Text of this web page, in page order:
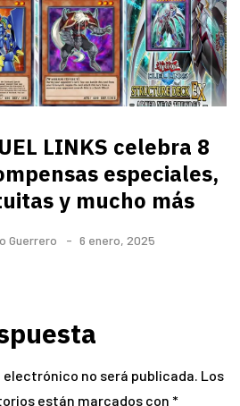
LINKS celebra 8
especiales,
y mucho más
Guerrero 6 enero, 2025
no será publicada. Los
están marcados con *